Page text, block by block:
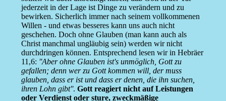
jederzeit in der Lage ist Dinge zu verändern und zu
bewirken. Sicherlich immer nach seinem vollkommenen
Willen - und etwas besseres kann uns auch nicht
geschehen. Doch ohne Glauben (man kann auch als
Christ manchmal ungläubig sein) werden wir nicht
durchdringen können. Entsprechend lesen wir in Hebräer
11,6: ''Aber ohne Glauben ist's unmöglich, Gott zu
gefallen; denn wer zu Gott kommen will, der muss
glauben, dass er ist und dass er denen, die ihn suchen,
ihren Lohn gibt''. Gott reagiert nicht auf Leistungen
oder Verdienst oder sture, zweckmäßige